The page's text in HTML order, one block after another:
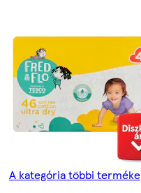
A kategória többi terméke